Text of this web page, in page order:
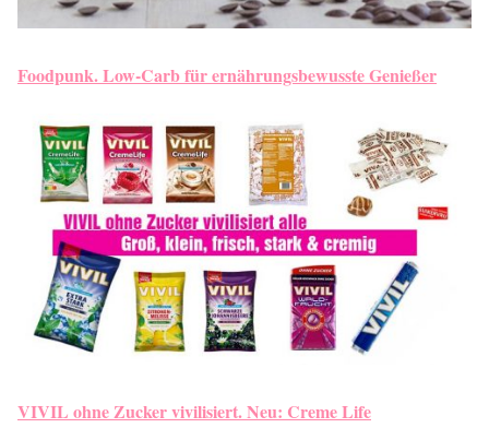
Foodpunk. Low-Carb für ernährungsbewusste Genießer
VIVIL ohne Zucker vivilisiert. Neu: Creme Life